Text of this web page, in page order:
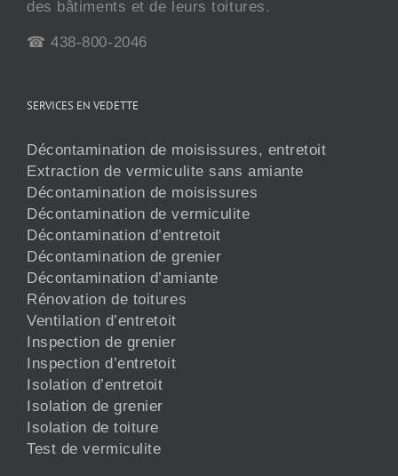
des bâtiments et de leurs toitures.
☎ 438-800-2046
SERVICES EN VEDETTE
Décontamination de moisissures, entretoit
Extraction de vermiculite sans amiante
Décontamination de moisissures
Décontamination de vermiculite
Décontamination d’entretoit
Décontamination de grenier
Décontamination d’amiante
Rénovation de toitures
Ventilation d’entretoit
Inspection de grenier
Inspection d’entretoit
Isolation d’entretoit
Isolation de grenier
Isolation de toiture
Test de vermiculite